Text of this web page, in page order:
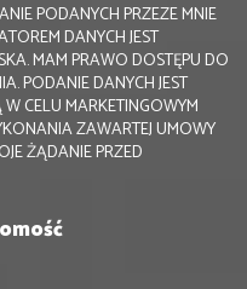
PODANYCH PRZEZE MNIE
DANYCH JEST
MAM PRAWO DOSTĘPU DO
PODANIE DANYCH JEST
CELU MARKETINGOWYM
ZAWARTEJ UMOWY
ŻĄDANIE PRZED